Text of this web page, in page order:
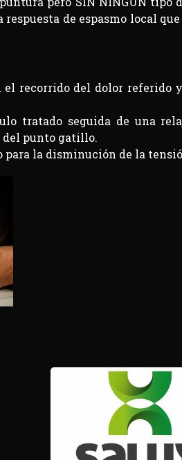
de espasmo local
recorrido del dolor referido
tratado seguida de una
punto gatillo.
la disminución de la